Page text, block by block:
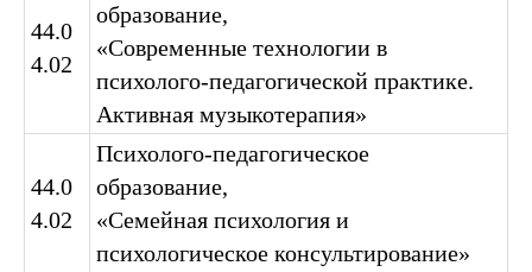
44.0
4.02
образование,
«Современные технологии в
психолого-педагогической практике.
Активная музыкотерапия»
44.0
4.02
Психолого-педагогическое
образование,
«Семейная психология и
психологическое консультирование»